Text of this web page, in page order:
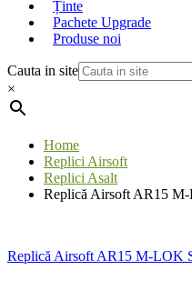
Ținte
Pachete Upgrade
Produse noi
Cauta in site
×
Home
Replici Airsoft
Replici Asalt
Replică Airsoft AR15
Replică Airsoft AR15 M-LOK